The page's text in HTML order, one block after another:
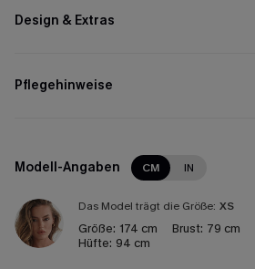
Design & Extras
Pflegehinweise
Modell-Angaben CM IN
Das Model trägt die Größe: XS
Größe: 174 cm Brust: 79 cm
Hüfte: 94 cm